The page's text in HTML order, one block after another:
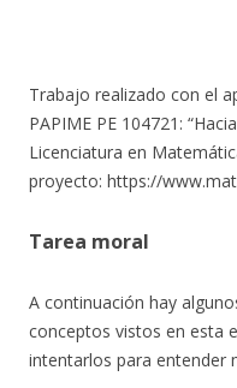
Trabajo realizado con el
PAPIME PE 104721:
Licenciatura en
proyecto: https://
Tarea moral
A continuación hay
conceptos vistos en esta
intentarlos para entender